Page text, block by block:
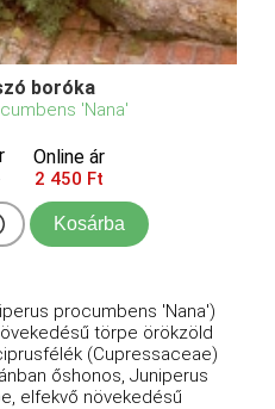
boróka
'Nana'
Online ár
2 450 Ft
Kosárba
procumbens 'Nana')
törpe örökzöld
(Cupressaceae)
őshonos, Juniperus
elfekvő növekedésű